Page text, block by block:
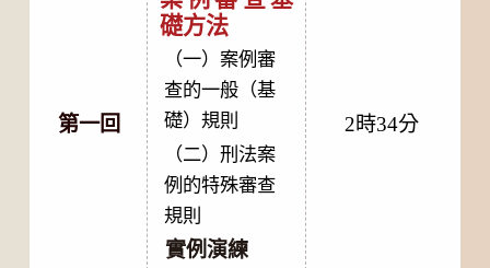
第一回
礎方法
（一）案例審
查的一般（基
礎）規則
（二）刑法案
例的特殊審查
規則
實例演練
2時34分